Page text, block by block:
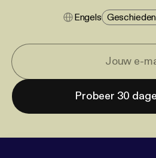
Engels
Probeer 30